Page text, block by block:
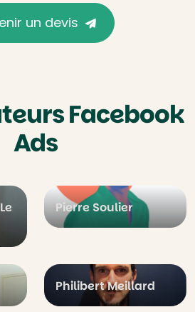
un devis
Facebook
Ads
Pierre Soulier
Philibert Meillard